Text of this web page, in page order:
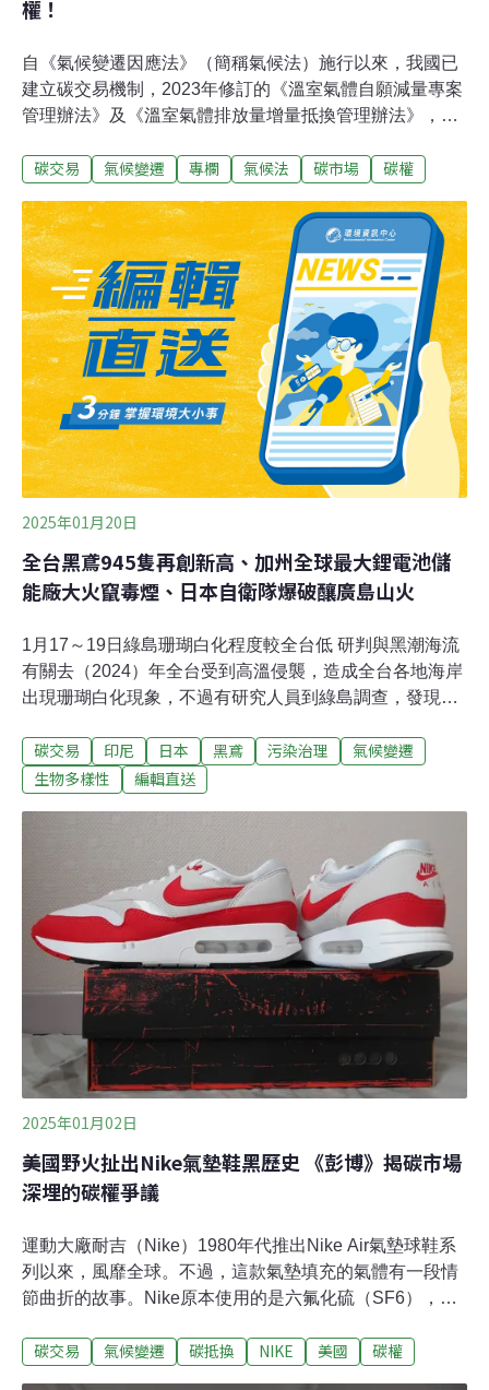
權！
自《氣候變遷因應法》（簡稱氣候法）施行以來，我國已
建立碳交易機制，2023年修訂的《溫室氣體自願減量專案
管理辦法》及《溫室氣體排放量增量抵換管理辦法》，標
年，部分制度設計仍存在漏洞，影響碳市場的公信力與減
準與市場透明度，並提出具體的修法建議，以確保我國碳
市場能有效助力減碳目標。外加性的定義與重要性外加性
（Carbon Credit Additionality）是衡量碳權計畫是否有效
的重要概念，指的是某項減碳行動是否帶來了「額外的」
減碳效益，也就是說，該行動若沒有碳權機制的支持，是
否仍然會發生。如果一個減碳專案能證明其減碳成果是由
於碳權計畫的激勵而產生，而非本來就會發生的行動，那
麼該專案就具備「外加性」。外加性分為以下幾種類型：
外加性在碳市場的主要功能為，確保所購買的碳權代表真
實的減碳行動，而
碳交易 氣候變遷 專欄 氣候法 碳市場 碳權
2025年01月20日
全台黑鳶945隻再創新高、加州全球最大鋰電池儲
能廠大火竄毒煙、日本自衛隊爆破釀廣島山火
1月17～19日綠島珊瑚白化程度較全台低 研判與黑潮海流
有關去（2024）年全台受到高溫侵襲，造成全台各地海岸
出現珊瑚白化現象，不過有研究人員到綠島調查，發現綠
低，以及珊瑚在較深的海域水溫相對低，因此希望透過更
長期的監測和保育海洋生物，讓綠島珊瑚能更健康。而東
洋保育。（公視新聞網報導）恆春出現鼬獾狂犬病 1/23有
免費疫苗快施打今（2025）年1月屏東縣恆春鎮山海里出
現狂犬病陽性鼬獾，所幸沒有抓咬傷人；屏東縣動物防疫
所與恆春鎮公所提供免費狂犬病疫苗，23日在山海活動中
心施打，呼籲飼主把握機會。（中央社報導）
碳交易 印尼 日本 黑鳶 污染治理
氣候變遷
生物多樣性
編輯直送
2025年01月02日
美國野火扯出Nike氣墊鞋黑歷史 《彭博》揭碳市場
深埋的碳權爭議
運動大廠耐吉（Nike）1980年代推出Nike Air氣墊球鞋系
列以來，風靡全球。不過，這款氣墊填充的氣體有一段情
節曲折的故事。Nike原本使用的是六氟化硫（SF6），這
應，相當2.4萬公噸二氧化碳。事情揭露後，Nike 花了14
碳交易 氣候變遷 碳抵換 NIKE 美國 碳權